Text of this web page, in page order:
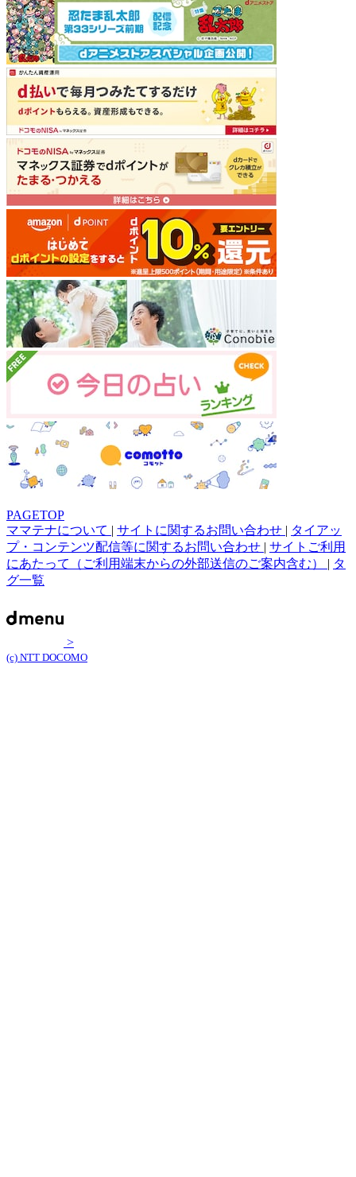
PAGETOP
ママテナについて | サイトに関するお問い合わせ | タイアッ
プ・コンテンツ配信等に関するお問い合わせ | サイトご利用
にあたって（ご利用端末からの外部送信のご案内含む） | タ
グ一覧
>
(c) NTT DOCOMO